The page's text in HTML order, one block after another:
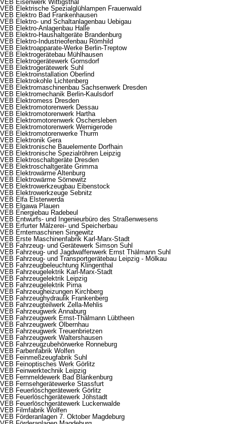
VEB Eisenwerk Wittigsthal
VEB Elektrische Spezialglühlampen Frauenwald
VEB Elektro Bad Frankenhausen
VEB Elektro- und Schaltanlagenbau Uebigau
VEB Elektro-Anlagenbau Halle
VEB Elektro-Haushaltgeräte Brandenburg
VEB Elektro-Industrieofenbau Römhild
VEB Elektroapparate-Werke Berlin-Treptow
VEB Elektrogerätebau Mühlhausen
VEB Elektrogerätewerk Gornsdorf
VEB Elektrogerätewerk Suhl
VEB Elektroinstallation Oberlind
VEB Elektrokohle Lichtenberg
VEB Elektromaschinenbau Sachsenwerk Dresden
VEB Elektromechanik Berlin-Kaulsdorf
VEB Elektromess Dresden
VEB Elektromotorenwerk Dessau
VEB Elektromotorenwerk Hartha
VEB Elektromotorenwerk Oschersleben
VEB Elektromotorenwerk Wernigerode
VEB Elektromotorenwerke Thurm
VEB Elektronik Gera
VEB Elektronische Bauelemente Dorfhain
VEB Elektronische Spezialröhren Leipzig
VEB Elektroschaltgeräte Dresden
VEB Elektroschaltgeräte Grimma
VEB Elektrowärme Altenburg
VEB Elektrowärme Sörnewitz
VEB Elektrowerkzeugbau Eibenstock
VEB Elektrowerkzeuge Sebnitz
VEB Elfa Elsterwerda
VEB Elgawa Plauen
VEB Energiebau Radebeul
VEB Entwurfs- und Ingenieurbüro des Straßenwesens
VEB Erfurter Mälzerei- und Speicherbau
VEB Erntemaschinen Singewitz
VEB Erste Maschinenfabrik Karl-Marx-Stadt
VEB Fahrzeug- und Gerätewerk Simson Suhl
VEB Fahrzeug- und Jagdwaffenwerk Ernst Thälmann Suhl
VEB Fahrzeug- und Transportgerätebau Leipzig - Mölkau
VEB Fahrzeugbeleuchtung Klingenthal
VEB Fahrzeugelektrik Karl-Marx-Stadt
VEB Fahrzeugelektrik Leipzig
VEB Fahrzeugelektrik Pirna
VEB Fahrzeugheizungen Kirchberg
VEB Fahrzeughydraulik Frankenberg
VEB Fahrzeugteilwerk Zella-Mehlis
VEB Fahrzeugwerk Annaburg
VEB Fahrzeugwerk Ernst-Thälmann Lübtheen
VEB Fahrzeugwerk Olbernhau
VEB Fahrzeugwerk Treuenbrietzen
VEB Fahrzeugwerk Waltershausen
VEB Fahrzeugzubehörwerke Ronneburg
VEB Farbenfabrik Wolfen
VEB Feinmeßzeugfabrik Suhl
VEB Feinoptisches Werk Görlitz
VEB Feinwerktechnik Leipzig
VEB Fernmeldewerk Bad Blankenburg
VEB Fernsehgerätewerke Stassfurt
VEB Feuerlöschgerätewerk Görlitz
VEB Feuerlöschgerätewerk Jöhstadt
VEB Feuerlöschgerätewerk Luckenwalde
VEB Filmfabrik Wolfen
VEB Förderanlagen 7. Oktober Magdeburg